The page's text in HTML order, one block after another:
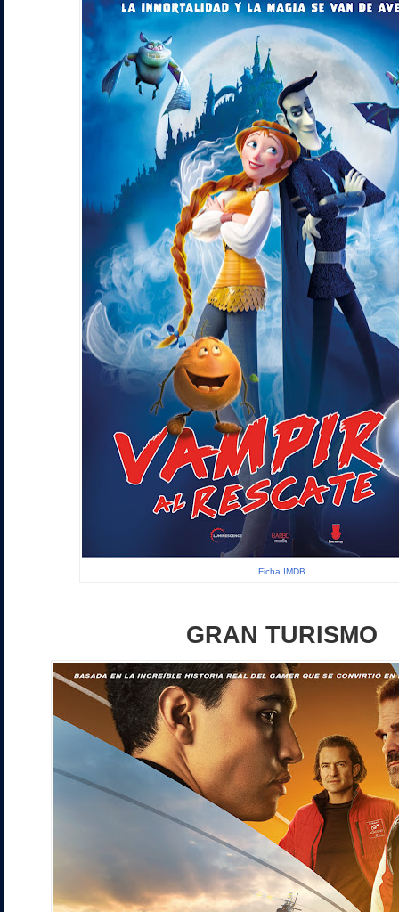
Ficha IMDB
GRAN TURISMO